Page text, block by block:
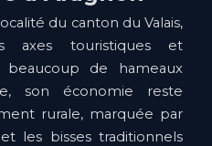
du canton du Valais,
axes touristiques et
beaucoup de hameaux
son économie reste
rurale, marquée par
les bisses traditionnels